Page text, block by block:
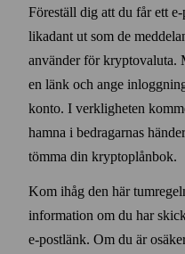
Föreställ dig att du får ett
likadant ut som de
använder för krypto­valuta.
en länk och ange
konto. I verkligheten
hamna i bedragarnas
tömma din krypto­plånbok.
Kom ihåg den här
information om du har
e‑post­länk. Om du är